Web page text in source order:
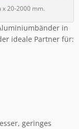
20-2000 mm.
in
ideale Partner für:
geringes